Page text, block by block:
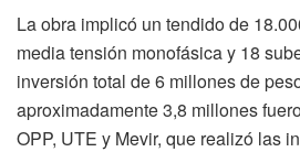
La obra implicó un tendido de
media tensión monofásica y 18
inversión total de 6 millones de
aproximadamente 3,8 millones
OPP, UTE y Mevir, que realizó las